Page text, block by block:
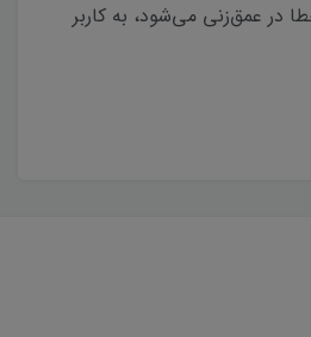
در عمق‌زنی می‌شود، به کاربر